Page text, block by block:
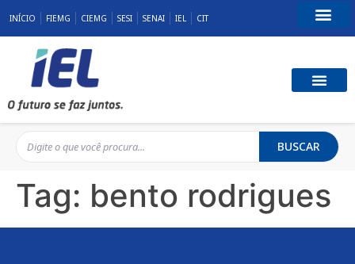
INÍCIO FIEMG CIEMG SESI SENAI IEL CIT
BUSCAR
Tag: bento rodrigues